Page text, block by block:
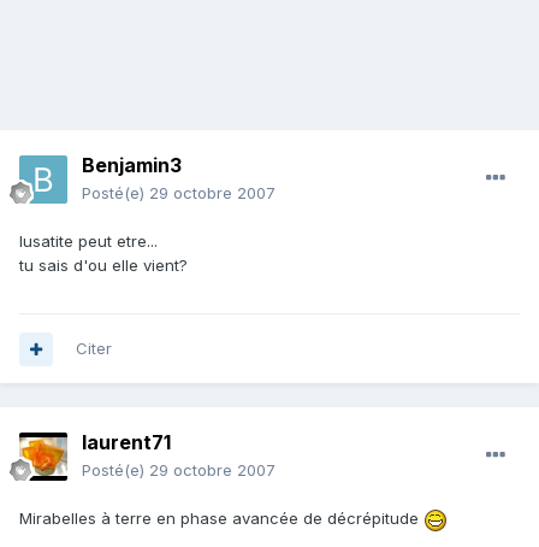
Benjamin3
Posté(e) 29 octobre 2007
lusatite peut etre...
tu sais d'ou elle vient?
Citer
laurent71
Posté(e) 29 octobre 2007
Mirabelles à terre en phase avancée de décrépitude